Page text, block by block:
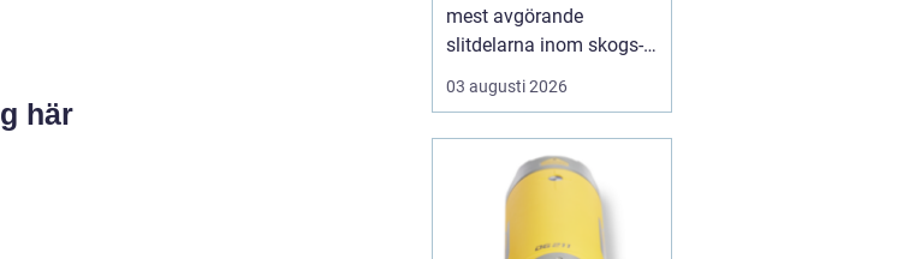
här
mest avgörande
slitdelarna inom skogs-
och träindustrin. När
knivarna fungerar som
maskinerna går lugnt
och energiåtgången
hålls nere. När
skäreggen däremot är
03 augusti 2026